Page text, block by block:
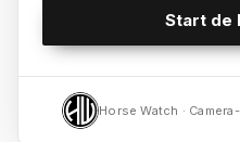
Start de
Horse Watch ·